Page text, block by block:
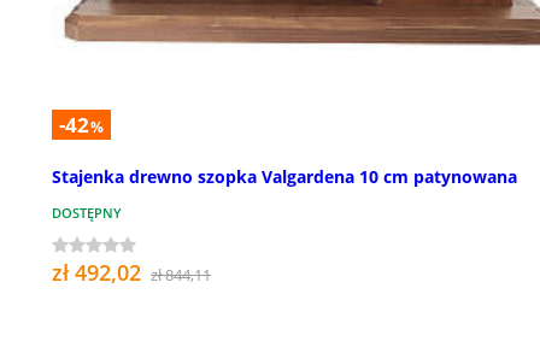
-42%
Stajenka drewno szopka Valgardena 10 cm patynowana
DOSTĘPNY
zł 492,02 zł 844,11